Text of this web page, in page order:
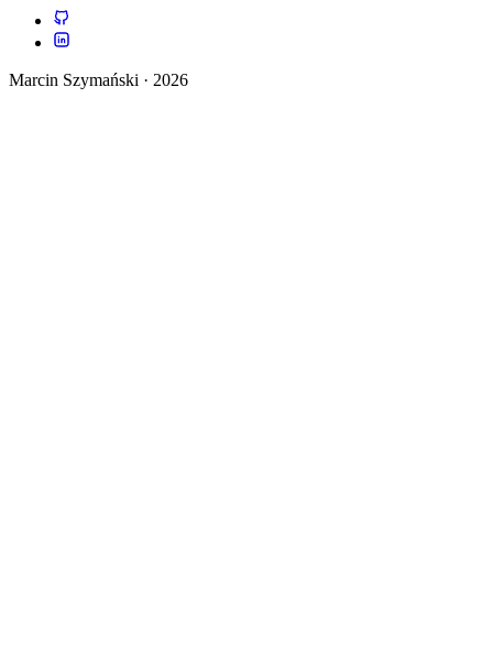
Marcin Szymański · 2026